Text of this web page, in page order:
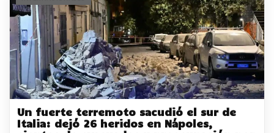
Un fuerte terremoto sacudió el sur de
Italia: dejó 26 heridos en Nápoles,